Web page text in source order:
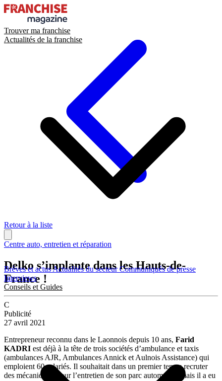
Trouver ma franchise
Actualités de la franchise
Brèves et actusActualités du secteurCommuniqués de presse
Interviews
Conseils et Guides
Retour à la liste
Centre auto, entretien et réparation
Delko s’implante dans les Hauts-de-
France !
C
Publicité
27 avril 2021
Entrepreneur reconnu dans le Laonnois depuis 10 ans, Farid
KADRI est déjà à la tête de trois sociétés d’ambulance et taxis
(ambulances AJR, Ambulances Annick et Aulnois Assistance) qui
emploient 60 salariés. Il souhaitait dans un premier temps recruter
des mécaniciens pour l’entretien de son parc automobile mais il a eu